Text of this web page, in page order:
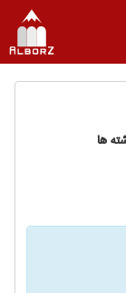
ها